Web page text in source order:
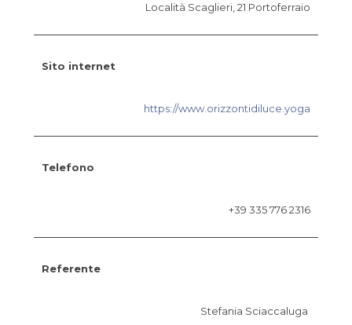
Località Scaglieri, 21 Portoferraio
Sito internet
https://www.orizzontidiluce.yoga
Telefono
+39 335 776 2316
Referente
Stefania Sciaccaluga